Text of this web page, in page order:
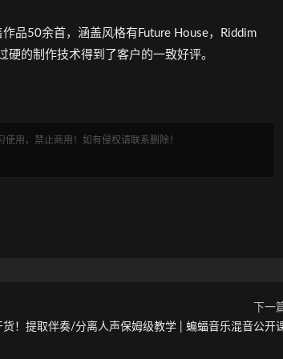
品50余首，涵盖风格有Future House，Riddim
硬的制作技术得到了客户的一致好评。
用，禁止商用！如有侵权请联系删除！
下一
货！提取伴奏/分离人声保姆级教学 | 蝙蝠音乐混音公开